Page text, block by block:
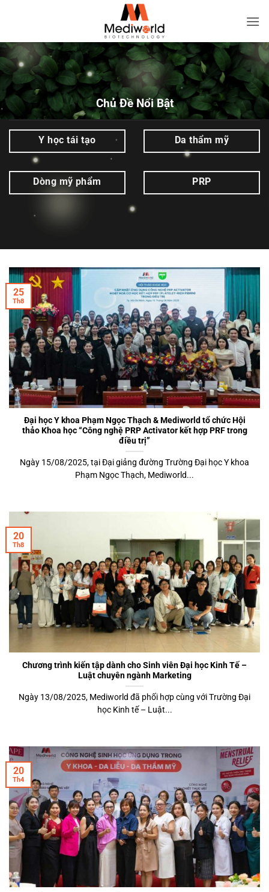
dungtác
|
Trang
2
trên
4
|
Mediworld
Chủ Đề Nổi Bật
Y học tái tạo Da thẩm mỹ
Dòng mỹ phẩm PRP
Đại học Y khoa Phạm Ngọc Thạch & Mediworld tổ chức Hội
thảo Khoa học “Công nghệ PRP Activator kết hợp PRF trong
điều trị”
Ngày 15/08/2025, tại Đại giảng đường Trường Đại học Y khoa
Phạm Ngọc Thạch, Mediworld...
25
Th8
Chương trình kiến tập dành cho Sinh viên Đại học Kinh Tế –
Luật chuyên ngành Marketing
Ngày 13/08/2025, Mediworld đã phối hợp cùng với Trường Đại
học Kinh tế – Luật...
20
Th8
20
Th4